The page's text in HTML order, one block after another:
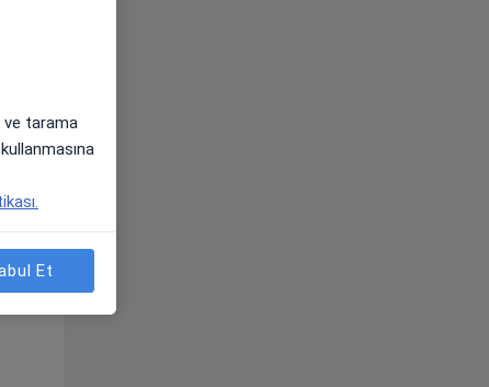
11 Ağustos
ve tarama
Et